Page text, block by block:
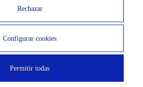
Bárbara, tu futuro hogar, en el que
de2, 3 y 4 dormitorioscon
donde poder relajarte y disfrutar de las
Rechazar
Configurar cookies
Permitir todas